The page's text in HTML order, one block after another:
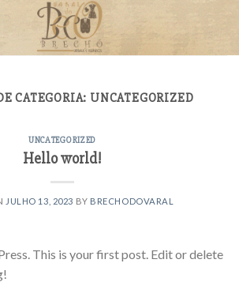
CATEGORIA: UNCATEGORIZED
UNCATEGORIZED
Hello world!
JULHO 13, 2023 BY BRECHODOVARAL
This is your first post. Edit or delete